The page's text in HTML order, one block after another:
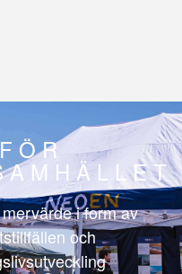
FÖR
i form av
och